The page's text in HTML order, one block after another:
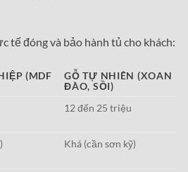
tế đóng và bảo hành tủ cho khách:
(MDF
GỖ TỰ NHIÊN (XOAN
ĐÀO, SỒI)
12 đến 25 triệu
Khá (cần sơn kỹ)